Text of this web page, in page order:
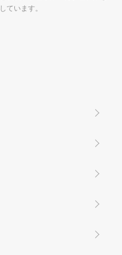
ています。